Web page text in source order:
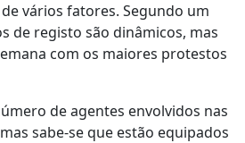
vários fatores. Segundo um
de registo são dinâmicos, mas
com os maiores protestos
de agentes envolvidos nas
sabe-se que estão equipados